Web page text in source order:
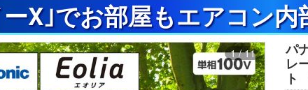
X｣でお部屋もエアコン
1 / 11
パ
レ
ト